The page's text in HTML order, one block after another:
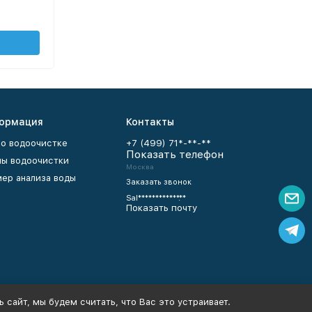
водоочистке
водоочистки
анализа воды
Контакты
+7 (499) 71*-**-**
Показать телефон
Москва
Заказать звонок
Sal************.**
Показать почту
мы будем считать, что Вас это устраивает.